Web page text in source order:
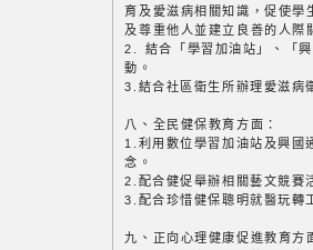
育及愛滋病相關知識，促使學
及尊重他人並建立良善的人際
2. 結合「學習加油站」、「
動。
3.結合社區衛生所辦理愛滋病
八、全民健保教育方面：
1.利用數位學習加油站及興國
念。
2.配合健促舉辦相關藝文競賽
3.配合珍惜健保聰明就醫玩轉
九、正向心理健康促進教育方